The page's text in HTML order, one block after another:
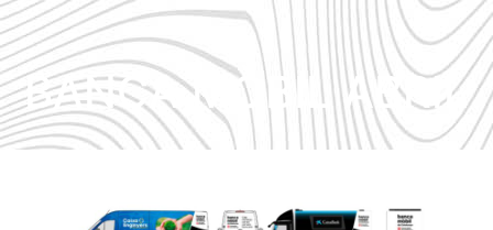
BANCA MÒBIL ABRIL